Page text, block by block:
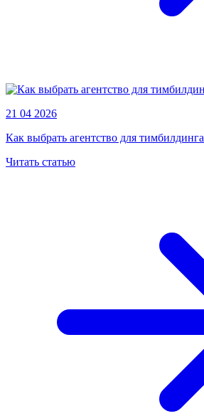
21 04 2026
Как выбрать агентство для тимбилдинга
Читать статью